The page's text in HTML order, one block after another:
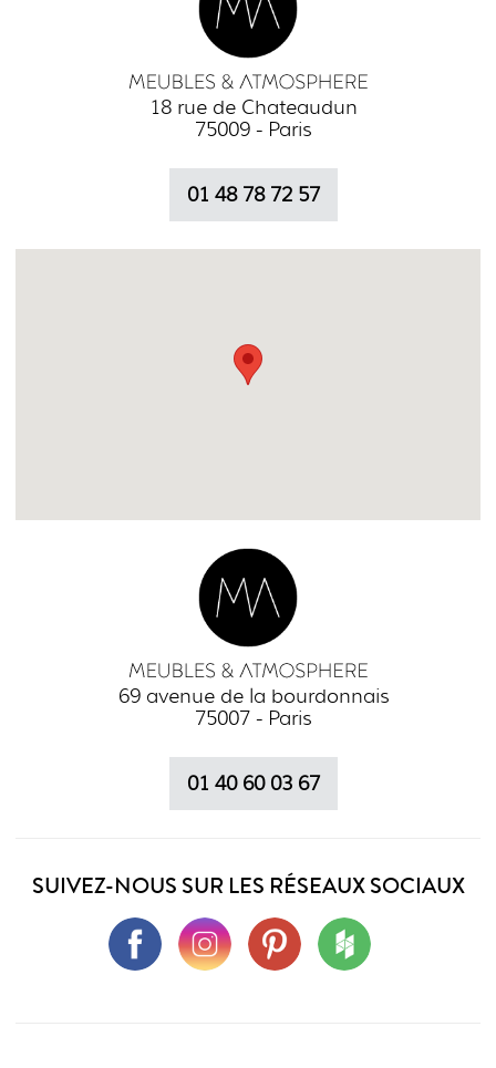
18 rue de Chateaudun
75009 - Paris
01 48 78 72 57
69 avenue de la bourdonnais
75007 - Paris
01 40 60 03 67
SUIVEZ-NOUS SUR LES RÉSEAUX SOCIAUX